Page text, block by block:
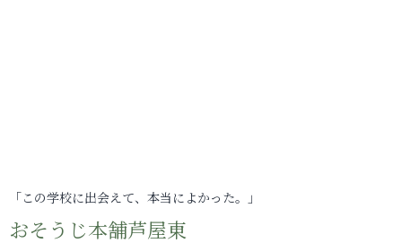
「この学校に出会えて、本当によかった。」
おそうじ本舗芦屋東